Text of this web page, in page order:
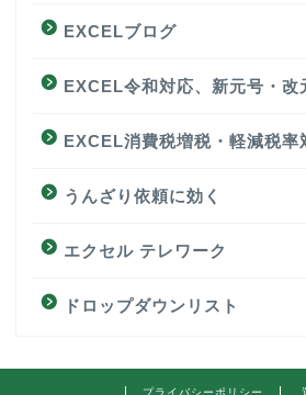
EXCELブログ
EXCEL令和対応、新元号・改
EXCEL消費税増税・軽減税率
うんざり依頼に効く
エクセル テレワーク
ドロップダウンリスト
プライバシーポリシー